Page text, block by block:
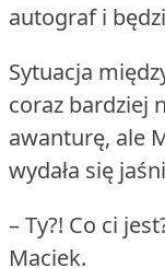
autograf i
Sytuacja
coraz bardziej
awanturę, ale
wydała się
– Ty?! Co ci
Maciek.